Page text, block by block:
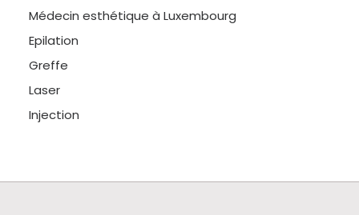
Médecin esthétique à Luxembourg
Epilation
Greffe
Laser
Injection